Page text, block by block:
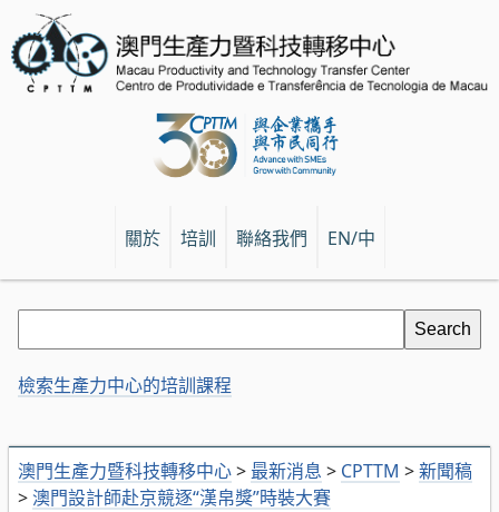
關於 培訓 聯絡我們 EN/中
澳門生產力暨科技轉移中心> 最新消息 > CPTTM >新聞稿
> 澳門設計師赴京競逐“漢帛獎”時裝大賽
檢索生產力中心的培訓課程